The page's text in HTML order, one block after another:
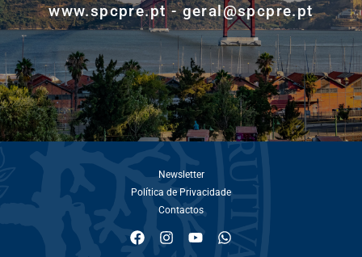
www.spcpre.pt - geral@spcpre.pt
Newsletter
Política de Privacidade
Contactos